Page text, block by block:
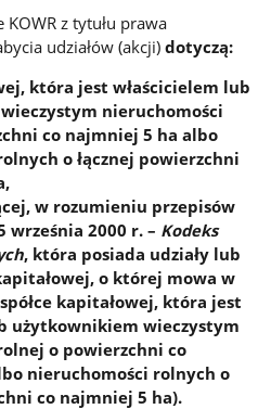
z tytułu prawa
udziałów (akcji)dotyczą:
która jest właścicielem lub
nieruchomości
co najmniej 5 ha albo
o łącznej powierzchni
w rozumieniu przepisów
września 2000 r. – Kodeks
, która posiada udziały lub
o której mowa w
kapitałowej, która jest
użytkownikiem wieczystym
o powierzchni co
nieruchomości rolnych o
co najmniej 5 ha).